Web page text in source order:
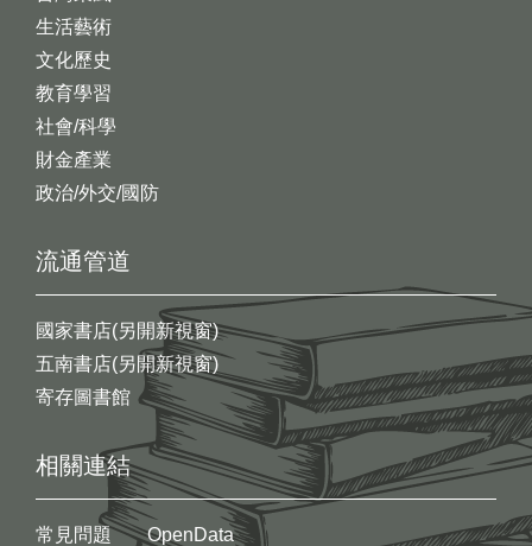
生活藝術
文化歷史
教育學習
社會/科學
財金產業
政治/外交/國防
流通管道
國家書店(另開新視窗)
五南書店(另開新視窗)
寄存圖書館
相關連結
常見問題
OpenData